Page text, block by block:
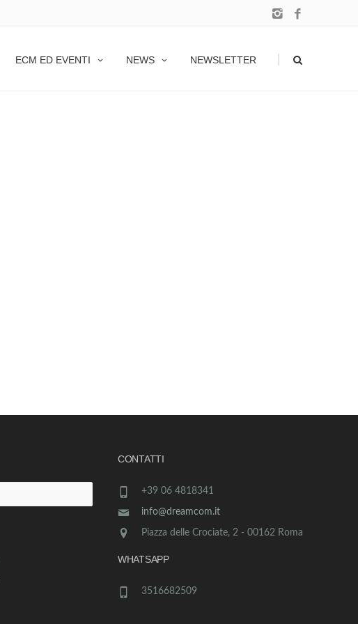
ECM ED EVENTI NEWS NEWSLETTER
CONTATTI
+39 06 4818341
info@dreamcom.it
Piazza delle Crociate, 2 - 00162 Roma
WHATSAPP
3516682509